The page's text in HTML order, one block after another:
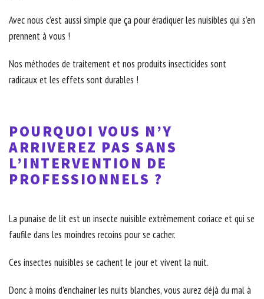
Avec nous c’est aussi simple que ça pour éradiquer les nuisibles qui s’en
prennent à vous !
Nos méthodes de traitement et nos produits insecticides sont
radicaux et les effets sont durables !
POURQUOI VOUS N’Y
ARRIVEREZ PAS SANS
L’INTERVENTION DE
PROFESSIONNELS ?
La punaise de lit est un insecte nuisible extrêmement coriace et qui se
faufile dans les moindres recoins pour se cacher.
Ces insectes nuisibles se cachent le jour et vivent la nuit.
Donc à moins d’enchainer les nuits blanches, vous aurez déjà du mal à